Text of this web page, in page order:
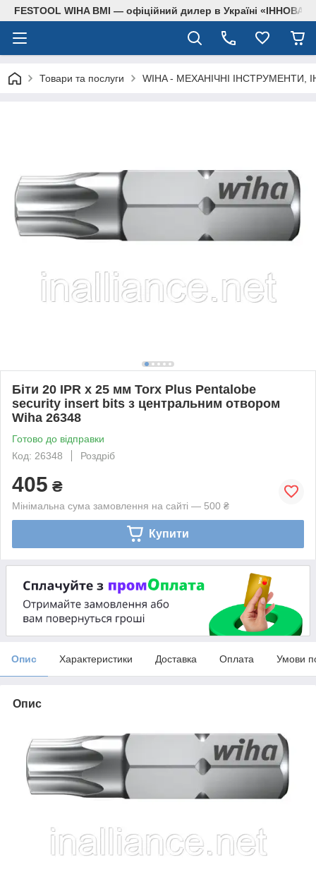
FESTOOL WIHA BMI — офіційний дилер в Україні
Товари та послуги WIHA - МЕХАНІЧНІ ІНСТРУМЕНТИ,
Біти 20 IPR х 25 мм Torx Plus Pentalobe
security insert bits з центральним отвором
Wiha 26348
Готово до відправки
Код: 26348
Роздріб
405 ₴
Мінімальна сума замовлення на сайті — 500 ₴
Купити
Опис Характеристики Доставка Оплата Умови
Опис